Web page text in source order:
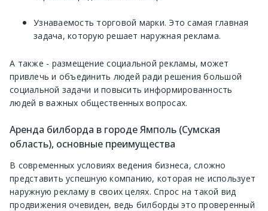
Узнаваемость торговой марки. Это самая главная
задача, которую решает наружная реклама.
А также - размещение социальной рекламы, может
привлечь и объединить людей ради решения большой
социальной задачи и повысить информированность
людей в важных общественных вопросах.
Аренда билборда в городе Ямполь (Сумская
область), основные преимущества
В современных условиях ведения бизнеса, сложно
представить успешную компанию, которая не использует
наружную рекламу в своих целях. Спрос на такой вид
продвижения очевиден, ведь билборды это проверенный